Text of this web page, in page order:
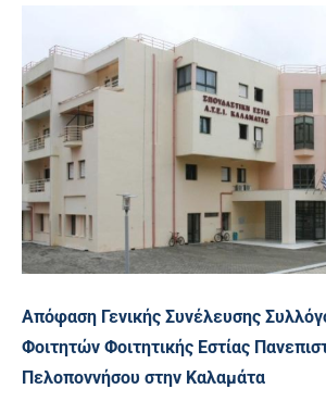
Απόφαση Γενικής Συνέλευσης
Φοιτητών Φοιτητικής Εστίας
Πελοποννήσου στην Καλαμάτα